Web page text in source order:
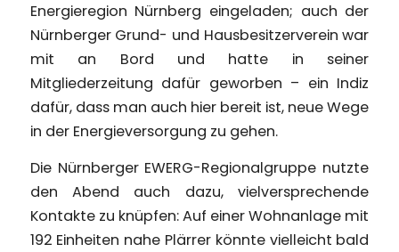
Energieregion Nürnberg eingeladen; auch der
Nürnberger Grund- und Hausbesitzerverein war
mit an Bord und hatte in seiner
Mitgliederzeitung dafür geworben – ein Indiz
dafür, dass man auch hier bereit ist, neue Wege
in der Energieversorgung zu gehen.
Die Nürnberger EWERG-Regionalgruppe nutzte
den Abend auch dazu, vielversprechende
Kontakte zu knüpfen: Auf einer Wohnanlage mit
192 Einheiten nahe Plärrer könnte vielleicht bald